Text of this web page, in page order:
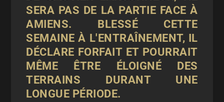
SERA PAS DE LA PARTIE FACE À
AMIENS. BLESSÉ CETTE
SEMAINE À L'ENTRAÎNEMENT, IL
DÉCLARE FORFAIT ET POURRAIT
MÊME ÊTRE ÉLOIGNÉ DES
TERRAINS DURANT UNE
LONGUE PÉRIODE.